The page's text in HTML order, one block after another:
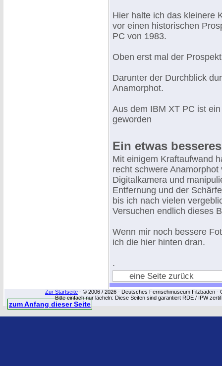
Hier halte ich das kleinere
vor einen historischen
PC von 1983.
Oben erst mal der
Darunter der Durchblick
Anamorphot.
Aus dem IBM XT PC ist
geworden
Ein etwas
Mit einigem Kraftaufwand
recht schwere
Digitalkamera und
Entfernung und der
bis ich nach vielen
Versuchen endlich dieses
Wenn mir noch bessere
ich die hier hinten dran.
.
eine Seite zurück
Zur Startseite - © 2006 / 2026 - Deutsches Fernsehmuseum Filzbaden -
Bitte einfach nur lächeln: Diese Seiten sind garantiert RDE / IPW
zum Anfang dieser Seite